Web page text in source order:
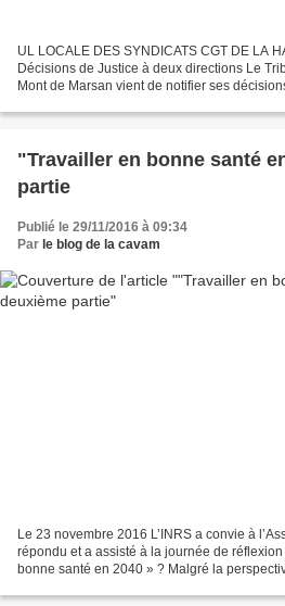
UL LOCALE DES SYNDICATS CGT DE LA
Décisions de Justice à deux directions Le
Mont de Marsan vient de notifier ses
"Travailler en bonne santé en 2040"
partie
Publié le 29/11/2016 à 09:34
Par le blog de la cavam
Le 23 novembre 2016 L’INRS a convie à
répondu et a assisté à la journée de
bonne santé en 2040 » ? Malgré la